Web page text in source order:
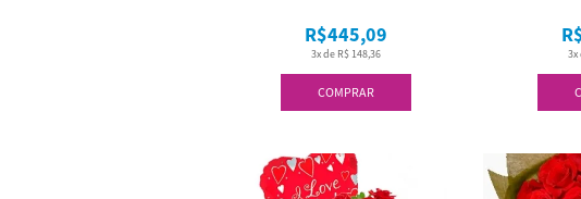
COMPRAR
3x de R$ 148,36
R$445,09
3x